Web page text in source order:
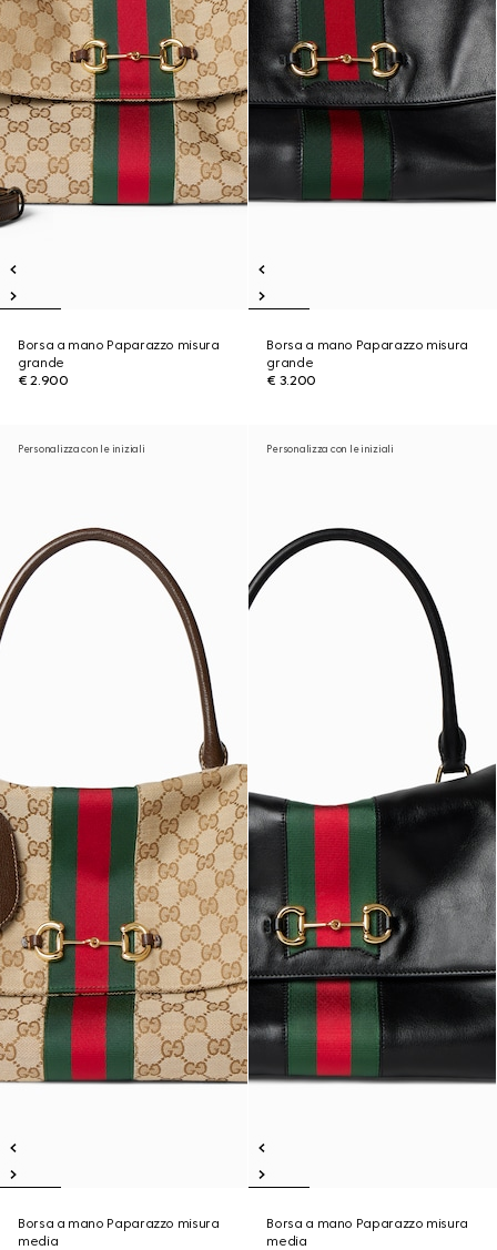
Borsa a mano Paparazzo misura
grande
€ 2.900
Borsa a mano Paparazzo misura
grande
€ 3.200
Personalizza con le iniziali
Borsa a mano Paparazzo misura
media
Personalizza con le iniziali
Borsa a mano Paparazzo misura
media